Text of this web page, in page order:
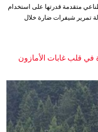
متقدمة قدرتها على استخدام
تمرير شيفرات ضارة خلال
قلب غابات الأمازون